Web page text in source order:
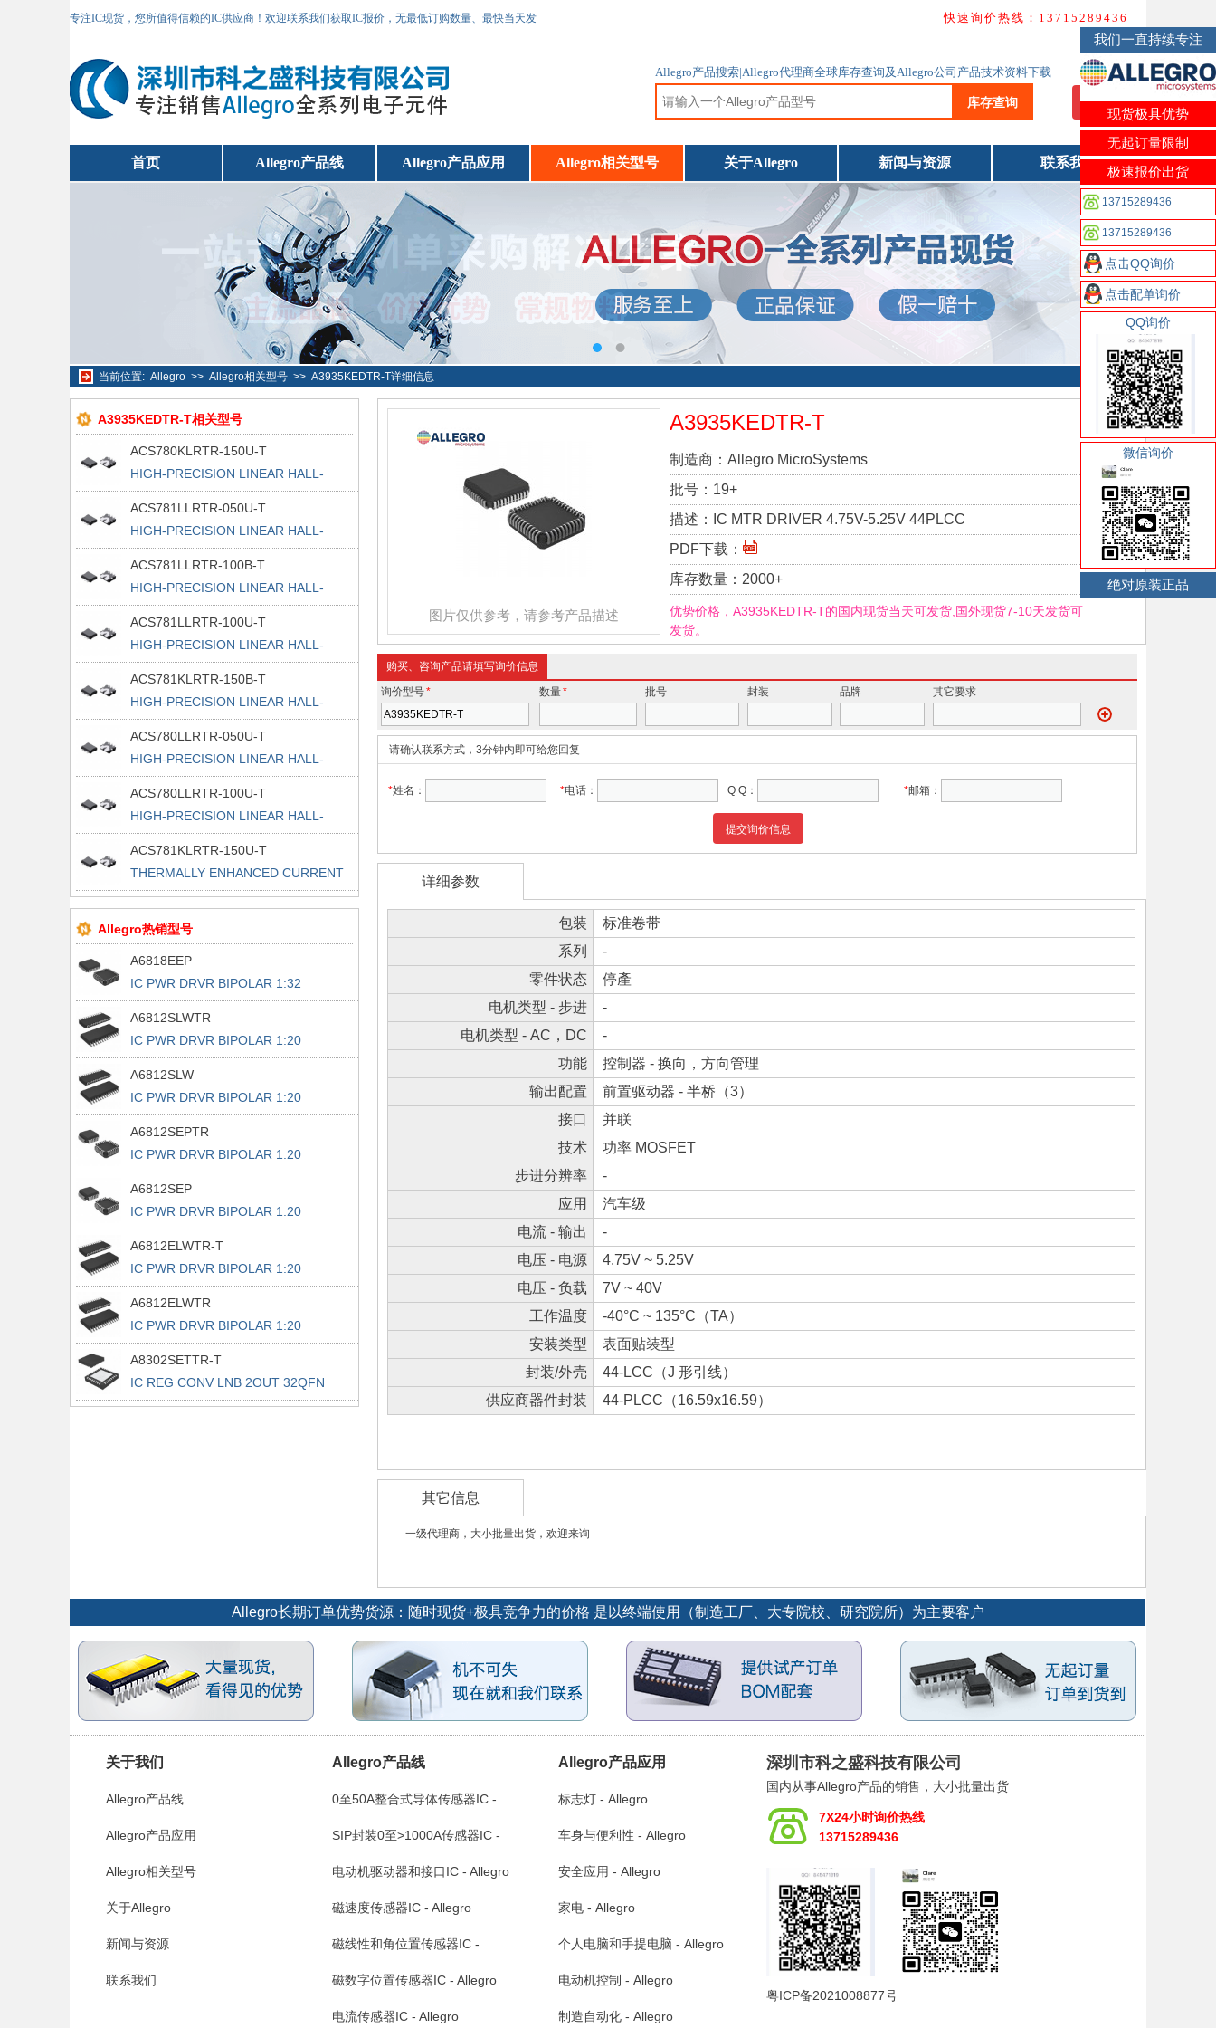
专注IC现货，您所值得信赖的IC供应商！欢迎联系我们获取IC报价，无最低订购数量、最快当天发 快速询价热线：13715289436
Allegro产品搜索|Allegro代理商全球库存查询及Allegro公司产品技术资料下载
库存查询 我要询价
首页 Allegro产品线 Allegro产品应用 Allegro相关型号 关于Allegro 新闻与资源 联系我们
当前位置: Allegro >> Allegro相关型号 >> A3935KEDTR-T详细信息
A3935KEDTR-T相关型号
ACS780KLRTR-150U-T
HIGH-PRECISION LINEAR HALL-
EFFEC
ACS781LLRTR-050U-T
HIGH-PRECISION LINEAR HALL-
EFFEC
ACS781LLRTR-100B-T
HIGH-PRECISION LINEAR HALL-
EFFEC
ACS781LLRTR-100U-T
HIGH-PRECISION LINEAR HALL-
EFFEC
ACS781KLRTR-150B-T
HIGH-PRECISION LINEAR HALL-
EFFEC
ACS780LLRTR-050U-T
HIGH-PRECISION LINEAR HALL-
EFFEC
ACS780LLRTR-100U-T
HIGH-PRECISION LINEAR HALL-
EFFEC
ACS781KLRTR-150U-T
THERMALLY ENHANCED CURRENT
SENSO
Allegro热销型号
A6818EEP
IC PWR DRVR BIPOLAR 1:32
44PLCC
A6812SLWTR
IC PWR DRVR BIPOLAR 1:20
28SOIC
A6812SLW
IC PWR DRVR BIPOLAR 1:20
28SOIC
A6812SEPTR
IC PWR DRVR BIPOLAR 1:20
28PLCC
A6812SEP
IC PWR DRVR BIPOLAR 1:20
28PLCC
A6812ELWTR-T
IC PWR DRVR BIPOLAR 1:20
28SOIC
A6812ELWTR
IC PWR DRVR BIPOLAR 1:20
28SOIC
A8302SETTR-T
IC REG CONV LNB 2OUT 32QFN
图片仅供参考，请参考产品描述
A3935KEDTR-T
制造商： Allegro MicroSystems
批号： 19+
描述：
IC MTR DRIVER 4.75V-5.25V 44PLCC
PDF下载：
库存数量： 2000+
优势价格，A3935KEDTR-T的国内现货当天可发货,国外现货7-10天发货可
发货。
购买、咨询产品请填写询价信息
询价型号* 数量* 批号 封装 品牌 其它要求
请确认联系方式，3分钟内即可给您回复
*姓名： *电话： Q Q： *邮箱：
提交询价信息
详细参数
包装
标准卷带
系列
-
零件状态
停產
电机类型 - 步进
-
电机类型 - AC，DC
-
功能
控制器 - 换向，方向管理
输出配置
前置驱动器 - 半桥（3）
接口
并联
技术
功率 MOSFET
步进分辨率
-
应用
汽车级
电流 - 输出
-
电压 - 电源
4.75V ~ 5.25V
电压 - 负载
7V ~ 40V
工作温度
-40°C ~ 135°C（TA）
安装类型
表面贴装型
封装/外壳
44-LCC（J 形引线）
供应商器件封装
44-PLCC（16.59x16.59）
其它信息
一级代理商，大小批量出货，欢迎来询
Allegro长期订单优势货源：随时现货+极具竞争力的价格 是以终端使用（制造工厂、大专院校、研究院所）为主要客户
关于我们
Allegro产品线
Allegro产品应用
Allegro相关型号
关于Allegro
新闻与资源
联系我们
Allegro产品线
0至50A整合式导体传感器IC -
Allegro
SIP封装0至>1000A传感器IC -
Allegro
电动机驱动器和接口IC - Allegro
磁速度传感器IC - Allegro
磁线性和角位置传感器IC -
Allegro
磁数字位置传感器IC - Allegro
电流传感器IC - Allegro
Allegro产品应用
标志灯 - Allegro
车身与便利性 - Allegro
安全应用 - Allegro
家电 - Allegro
个人电脑和手提电脑 - Allegro
电动机控制 - Allegro
制造自动化 - Allegro
深圳市科之盛科技有限公司
国内从事Allegro产品的销售，大小批量出货
7X24小时询价热线
13715289436
粤ICP备2021008877号
我们一直持续专注
现货极具优势
无起订量限制
极速报价出货
13715289436
13715289436
点击QQ询价
点击配单询价
QQ询价
微信询价
绝对原装正品